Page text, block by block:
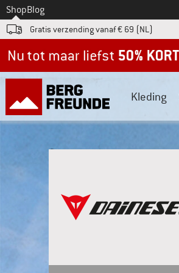
Naar
ShopBlog
Gratis verzending vanaf € 69 (NL)
Kleding